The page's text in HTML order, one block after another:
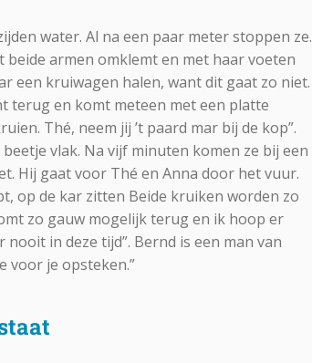
water. Al na een paar meter stoppen ze.
armen omklemt en met haar voeten
een kruiwagen halen, want dit gaat zo niet.
terug en komt meteen met een platte
Thé, neem jij ’t paard mar bij de kop”.
vlak. Na vijf minuten komen ze bij een
Hij gaat voor Thé en Anna door het vuur.
op de kar zitten Beide kruiken worden zo
zo gauw mogelijk terug en ik hoop er
in deze tijd”. Bernd is een man van
voor je opsteken.”